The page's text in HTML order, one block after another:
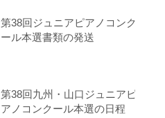
第38回ジュニアピアノコンク
ール本選書類の発送
第38回九州・山口ジュニアピ
アノコンクール本選の日程